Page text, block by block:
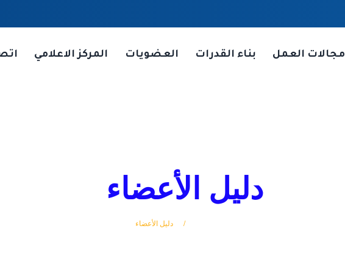
مجالات العمل بناء القدرات العضويات المركز الاعلامي
دليل الأعضاء
دليل الأعضاء